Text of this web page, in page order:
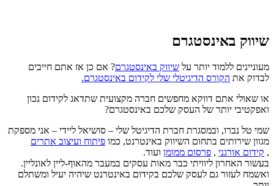
שיווק באינסטגרם
מעוניינים ללמוד יותר על שיווק באינסטגרם? אם כן אז אתם חייבים
לבדוק את הקורס הדיגיטלי שלי לקידום באינסטגרם.
או שאולי אתם דווקא מחפשים חברה מקצועית שתדאג לקידום נכון
ואפקטיבי יותר של העסק שלכם באינסטגרם?
שמי טל נברו, ובמסגרת חברת הדיגיטל שלי – סושיאל ליידי – אני מספקת
מגוון שירותים בתחום השיווק באינטרנט, כמו פיתוח ועיצוב אתרים
, קידום אורגני , פרסום ממומן ועוד.
בעשור האחרון ליוויתי כבר מאות עסקים במעבר מהאוף-ליין לאונליין.
ואשמח לעזור גם לעסק שלכם בקידום באינטרנט שיהיה יעיל ומשתלם